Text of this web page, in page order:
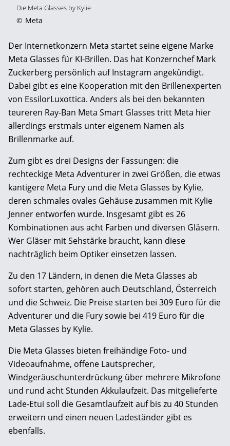
Die Meta Glasses by Kylie
© Meta
Der Internetkonzern Meta startet seine eigene Marke
Meta Glasses für KI-Brillen. Das hat Konzernchef Mark
Zuckerberg persönlich auf Instagram angekündigt.
Dabei gibt es eine Kooperation mit den Brillenexperten
von EssilorLuxottica. Anders als bei den bekannten
teureren Ray-Ban Meta Smart Glasses tritt Meta hier
allerdings erstmals unter eigenem Namen als
Brillenmarke auf.
Zum gibt es drei Designs der Fassungen: die
rechteckige Meta Adventurer in zwei Größen, die etwas
kantigere Meta Fury und die Meta Glasses by Kylie,
deren schmales ovales Gehäuse zusammen mit Kylie
Jenner entworfen wurde. Insgesamt gibt es 26
Kombinationen aus acht Farben und diversen Gläsern.
Wer Gläser mit Sehstärke braucht, kann diese
nachträglich beim Optiker einsetzen lassen.
Zu den 17 Ländern, in denen die Meta Glasses ab
sofort starten, gehören auch Deutschland, Österreich
und die Schweiz. Die Preise starten bei 309 Euro für die
Adventurer und die Fury sowie bei 419 Euro für die
Meta Glasses by Kylie.
Die Meta Glasses bieten freihändige Foto- und
Videoaufnahme, offene Lautsprecher,
Windgeräuschunterdrückung über mehrere Mikrofone
und rund acht Stunden Akkulaufzeit. Das mitgelieferte
Lade-Etui soll die Gesamtlaufzeit auf bis zu 40 Stunden
erweitern und einen neuen Ladeständer gibt es
ebenfalls.